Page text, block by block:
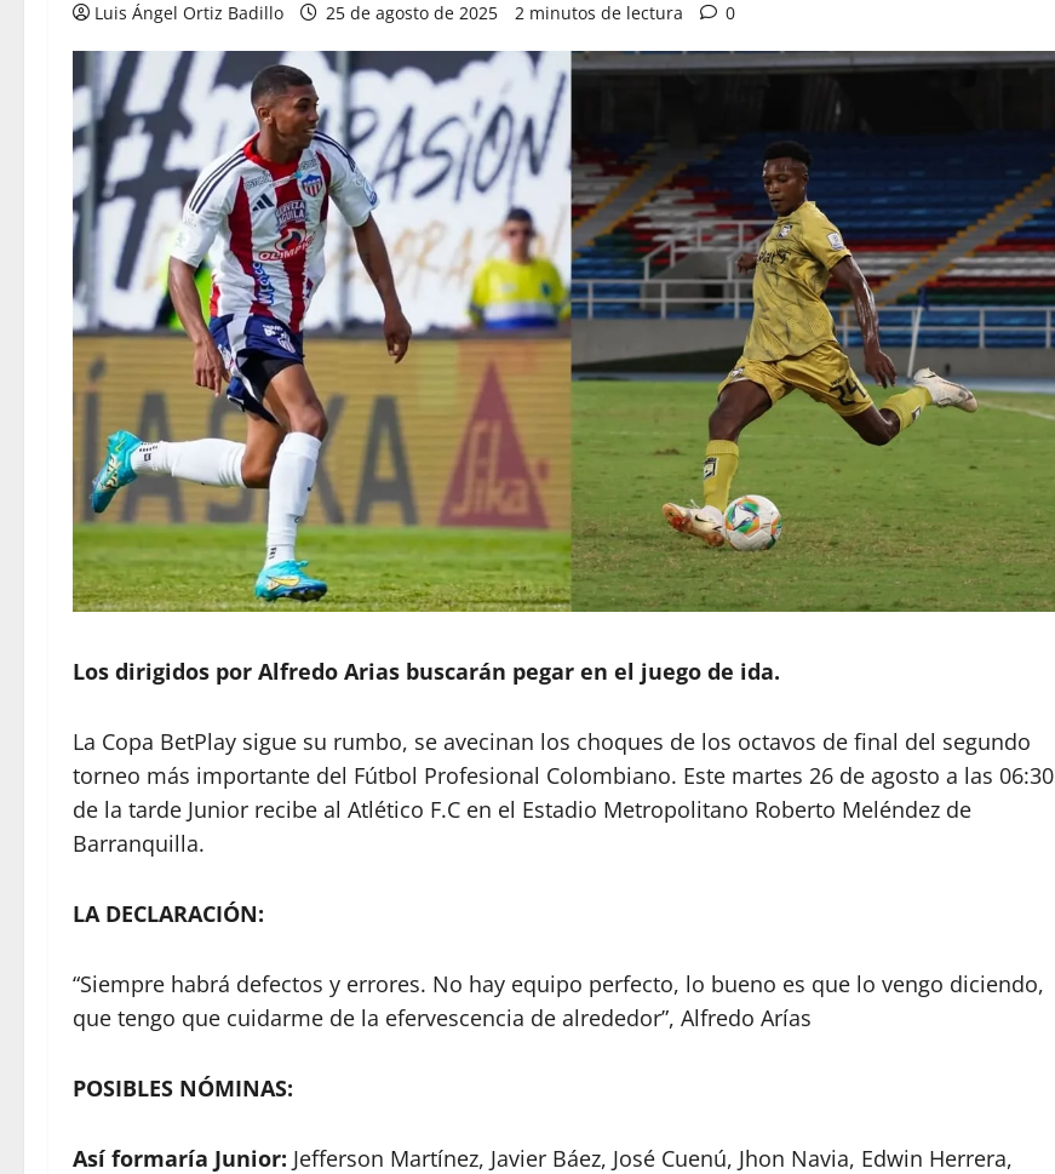
Luis Ángel Ortiz Badillo 25 de agosto de 2025 2 minutos de lectura 0
Los dirigidos por Alfredo Arias buscarán pegar en el juego de ida.
La Copa BetPlay sigue su rumbo, se avecinan los choques de los octavos de final del segundo
torneo más importante del Fútbol Profesional Colombiano. Este martes 26 de agosto a las 06:30
de la tarde Junior recibe al Atlético F.C en el Estadio Metropolitano Roberto Meléndez de
Barranquilla.
LA DECLARACIÓN:
“Siempre habrá defectos y errores. No hay equipo perfecto, lo bueno es que lo vengo diciendo,
que tengo que cuidarme de la efervescencia de alrededor”, Alfredo Arías
POSIBLES NÓMINAS:
Así formaría Junior: Jefferson Martínez, Javier Báez, José Cuenú, Jhon Navia, Edwin Herrera,